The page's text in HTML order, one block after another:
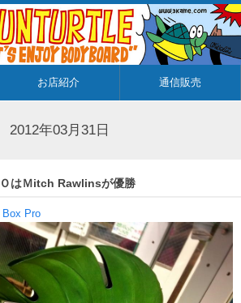
お店紹介 通信販売
2012年03月31日
はＭitch Rawlinsが優勝
Box Pro